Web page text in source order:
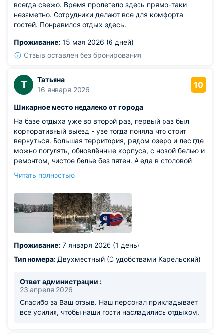
всегда свежо. Время пролетело здесь прямо-таки
незаметно. Сотрудники делают все для комфорта
гостей. Понравился отдых здесь.
Проживание: 15 мая 2026 (6 дней)
Отзыв оставлен без бронирования
Т
Татьяна
16 января 2026
10
Шикарное место недалеко от города
На базе отдыха уже во второй раз, первый раз был
корпоративный выезд - узе тогда поняла что стоит
вернуться. Большая территория, рядом озеро и лес где
можно погулять, обновлённые корпуса, с новой белью и
ремонтом, чистое белье без пятен. А еда в столовой
большие и вкусные, даже ребёнок привереда ел. Зимой
большой, новая тёплая раздевалка перед катком. Есть
баня и бассейн, но уже за отдельную плату.
Рекомендую и обязательно вернёмся, но уже на двое
суток, одни было мало.
Читать полностью
Проживание: 7 января 2026 (1 день)
Тип номера: Двухместный (С удобствами Карельский)
Ответ администрации :
23 апреля 2026
Спасибо за Ваш отзыв. Наш персонал прикладывает
все усилия, чтобы наши гости насладились отдыхом.